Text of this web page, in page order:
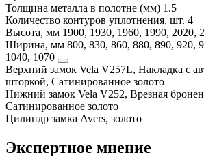
Толщина металла в полотне (мм) 1.5
Количество контуров уплотнения, шт. 4
Высота, мм 1900, 1930, 1960, 1990, 2020,
Ширина, мм 800, 830, 860, 880, 890, 920,
1040, 1070
Верхний замок Vela V257L, Накладка с
шторкой, Сатинированное золото
Нижний замок Vela V252, Врезная
Сатинированное золото
Цилиндр замка Avers, золото
Экспертное мнение